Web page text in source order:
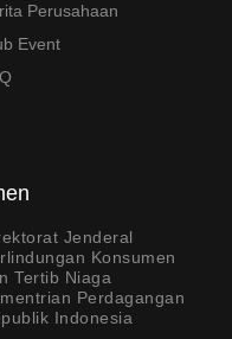
Perusahaan
Event
Jenderal
Konsumen
Tertib Niaga
Perdagangan
Indonesia